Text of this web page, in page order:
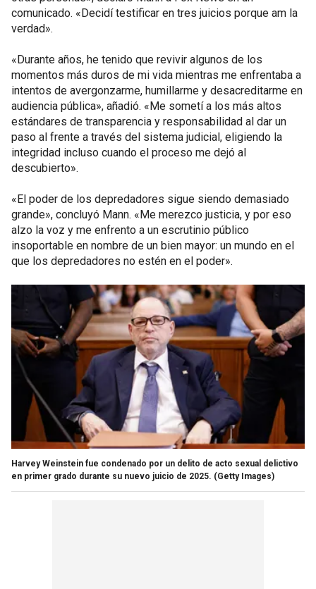
comunicado. «Decidí testificar en tres juicios porque am la
verdad».
«Durante años, he tenido que revivir algunos de los
momentos más duros de mi vida mientras me enfrentaba a
intentos de avergonzarme, humillarme y desacreditarme en
audiencia pública», añadió. «Me sometí a los más altos
estándares de transparencia y responsabilidad al dar un
paso al frente a través del sistema judicial, eligiendo la
integridad incluso cuando el proceso me dejó al
descubierto».
«El poder de los depredadores sigue siendo demasiado
grande», concluyó Mann. «Me merezco justicia, y por eso
alzo la voz y me enfrento a un escrutinio público
insoportable en nombre de un bien mayor: un mundo en el
que los depredadores no estén en el poder».
Harvey Weinstein fue condenado por un delito de acto sexual delictivo
en primer grado durante su nuevo juicio de 2025. (Getty Images)